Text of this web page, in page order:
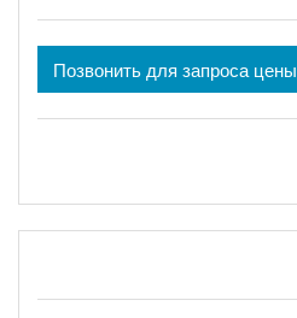
Позвонить для запроса цены